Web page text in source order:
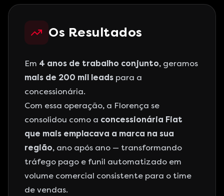
Os Resultados
Em 4 anos de trabalho conjunto, geramos
mais de 200 mil leads para a
concessionária.
Com essa operação, a Florença se
consolidou como a concessionária Fiat
que mais emplacava a marca na sua
região, ano após ano — transformando
tráfego pago e funil automatizado em
volume comercial consistente para o time
de vendas.